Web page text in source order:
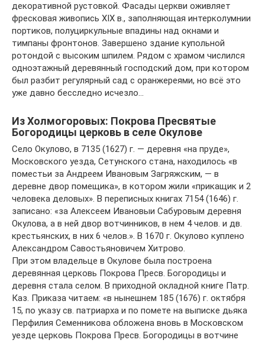
декоративной рустовкой. Фасады церкви оживляет
фресковая живопись XIX в., заполняющая интерколумнии
портиков, полуциркульные впадины над окнами и
тимпаны фронтонов. Завершено здание купольной
ротондой с высоким шпилем. Рядом с храмом числился
одноэтажный деревянный господский дом, при котором
был разбит регулярный сад с оранжереями, но всё это
уже давно бесследно исчезло…
Из Холмогоровых: Покрова Пресвятые
Богородицы церковь в селе Окулове
Село Окулово, в 7135 (1627) г. — деревня «на пруде»,
Московского уезда, Сетунского стана, находилось «в
поместьи за Андреем Ивановым Загряжским, — в
деревне двор помещика», в котором жили «прикащик и 2
человека деловых». В переписных книгах 7154 (1646) г.
записано: «за Алексеем Ивановыи Сабуровым деревня
Окулова, а в ней двор вотчинников, в нем 4 челов. и дв.
крестьянских, в них 6 челов.». В 1670 г. Окулово куплено
Александром Савостьяновичем Хитрово.
При этом владельце в Окулове была построена
деревянная церковь Покрова Пресв. Богородицы и
деревня стала селом. В приходной окладной книге Патр.
Каз. Приказа читаем: «в нынешнем 185 (1676) г. октября
15, по указу св. патриарха и по помете на выписке дьяка
Перфилия Семенникова обложена вновь в Московском
уезде церковь Покрова Пресв. Богородицы в вотчине